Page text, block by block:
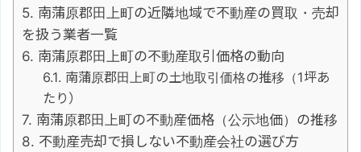
南蒲原郡田上町の近隣地域で不動産の買取・売却
を扱う業者一覧
南蒲原郡田上町の不動産取引価格の動向
南蒲原郡田上町の土地取引価格の推移（1坪あ
たり）
南蒲原郡田上町の不動産価格（公示地価）の推移
不動産売却で損しない不動産会社の選び方